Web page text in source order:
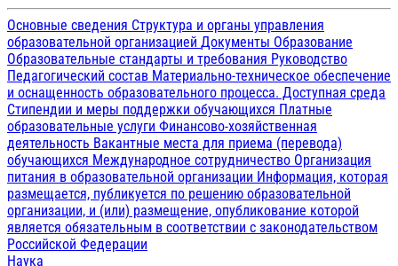
Основные сведения Структура и органы управления
образовательной организацией Документы Образование
Образовательные стандарты и требования Руководство
Педагогический состав Материально-техническое обеспечение
и оснащенность образовательного процесса. Доступная среда
Стипендии и меры поддержки обучающихся Платные
образовательные услуги Финансово-хозяйственная
деятельность Вакантные места для приема (перевода)
обучающихся Международное сотрудничество Организация
питания в образовательной организации Информация, которая
размещается, публикуется по решению образовательной
организации, и (или) размещение, опубликование которой
является обязательным в соответствии с законодательством
Российской Федерации
Наука